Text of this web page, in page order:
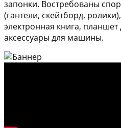
запонки. Востребованы
(гантели, скейтборд,
электронная книга,
аксессуары для машины.